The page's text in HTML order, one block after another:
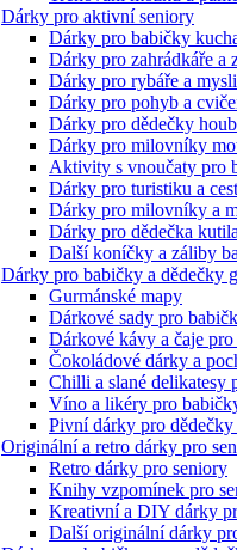
Dárky pro aktivní seniory
Dárky pro babičky
Dárky pro zahrádkáře a
Dárky pro rybáře a
Dárky pro pohyb a
Dárky pro dědečky
Dárky pro milovníky
Aktivity s vnoučaty pro
Dárky pro turistiku a
Dárky pro milovníky a
Dárky pro dědečka kutila
Další koníčky a záliby
Dárky pro babičky a dědečky
Gurmánské mapy
Dárkové sady pro
Dárkové kávy a čaje
Čokoládové dárky a
Chilli a slané delikatesy
Víno a likéry pro
Pivní dárky pro
Originální a retro dárky pro
Retro dárky pro seniory
Knihy vzpomínek pro
Kreativní a DIY dárky
Další originální dárky